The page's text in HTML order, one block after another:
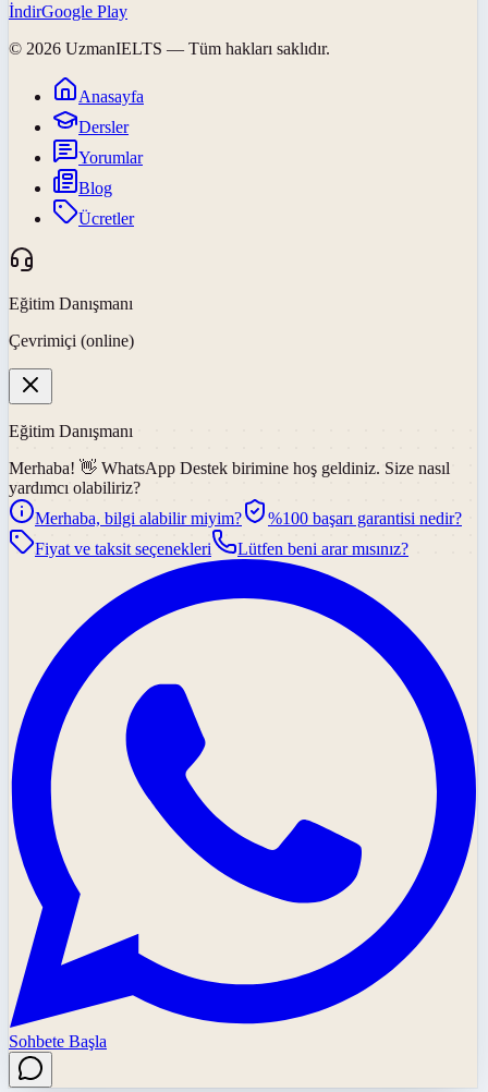
İndirGoogle Play
© 2026 UzmanIELTS — Tüm hakları saklıdır.
Anasayfa
Dersler
Yorumlar
Blog
Ücretler
Eğitim Danışmanı
Çevrimiçi (online)
Eğitim Danışmanı
Merhaba! 👋 WhatsApp Destek birimine hoş geldiniz. Size nasıl
yardımcı olabiliriz?
Merhaba, bilgi alabilir miyim?
%100 başarı garantisi nedir?
Fiyat ve taksit seçenekleri
Lütfen beni arar mısınız?
Sohbete Başla